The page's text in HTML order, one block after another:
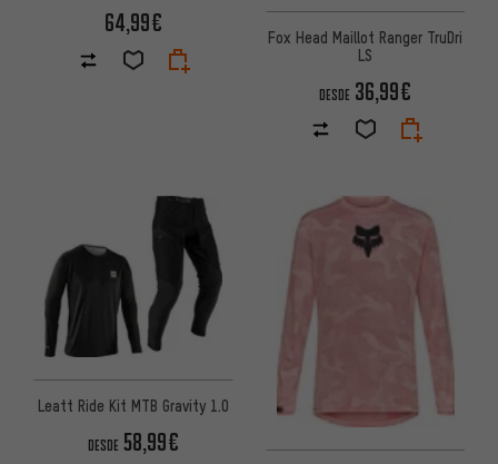
64,99€
Fox Head Maillot Ranger TruDri
LS
DESDE 36,99€
Leatt Ride Kit MTB Gravity 1.0
DESDE 58,99€